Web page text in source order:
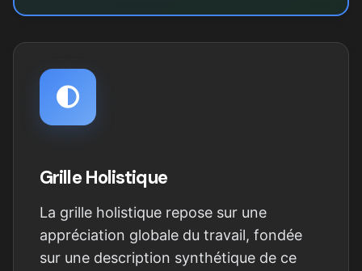
Grille Holistique
La grille holistique repose sur une
appréciation globale du travail, fondée
sur une description synthétique de ce